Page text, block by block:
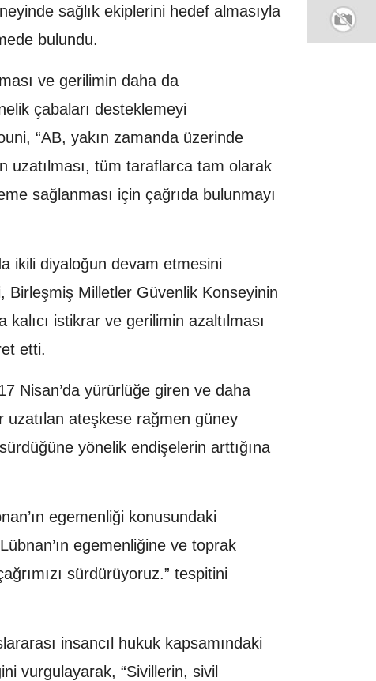
sağlık ekiplerini hedef almasıyla
bulundu.
ve gerilimin daha da
çabaları desteklemeyi
“AB, yakın zamanda üzerinde
uzatılması, tüm taraflarca tam olarak
sağlanması için çağrıda bulunmayı
ikili diyaloğun devam etmesini
Birleşmiş Milletler Güvenlik Konseyinin
kalıcı istikrar ve gerilimin azaltılması
etti.
Nisan’da yürürlüğe giren ve daha
uzatılan ateşkese rağmen güney
yönelik endişelerin arttığına
egemenliği konusundaki
egemenliğine ve toprak
sürdürüyoruz.” tespitini
insancıl hukuk kapsamındaki
vurgulayarak, “Sivillerin, sivil